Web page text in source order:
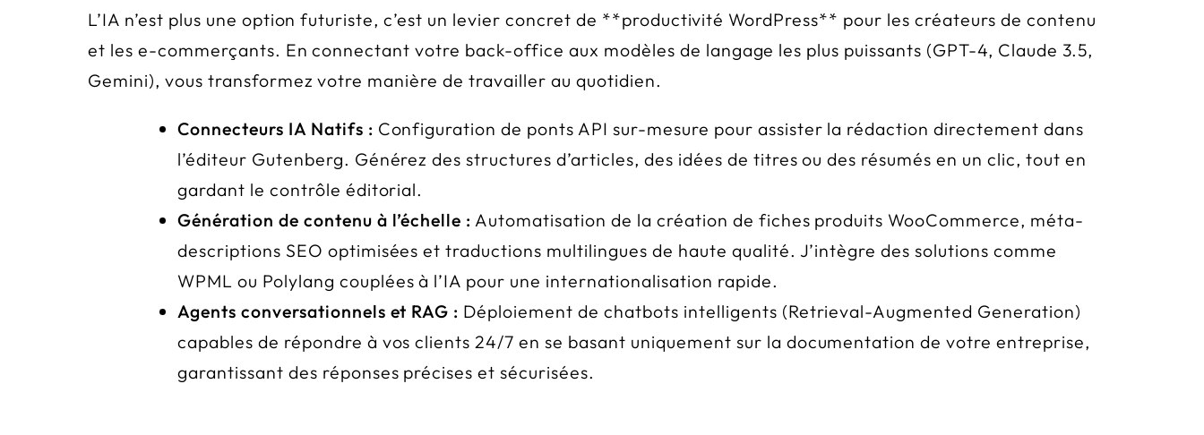
L’IA n’est plus une option futuriste, c’est un levier concret de **productivité WordPress** pour les créateurs de contenu
et les e-commerçants. En connectant votre back-office aux modèles de langage les plus puissants (GPT-4, Claude 3.5,
Gemini), vous transformez votre manière de travailler au quotidien.
Connecteurs IA Natifs : Configuration de ponts API sur-mesure pour assister la rédaction directement dans
l’éditeur Gutenberg. Générez des structures d’articles, des idées de titres ou des résumés en un clic, tout en
gardant le contrôle éditorial.
Génération de contenu à l’échelle : Automatisation de la création de fiches produits WooCommerce, méta-
descriptions SEO optimisées et traductions multilingues de haute qualité. J’intègre des solutions comme
WPML ou Polylang couplées à l’IA pour une internationalisation rapide.
Agents conversationnels et RAG : Déploiement de chatbots intelligents (Retrieval-Augmented Generation)
capables de répondre à vos clients 24/7 en se basant uniquement sur la documentation de votre entreprise,
garantissant des réponses précises et sécurisées.